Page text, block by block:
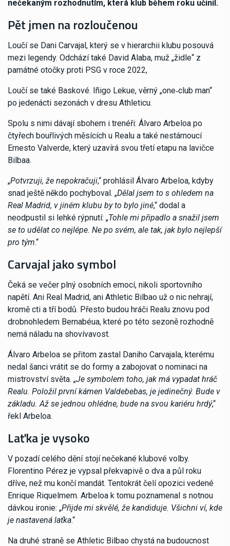
nečekaným rozhodnutím, která klub během roku učinil.
Pět jmen na rozloučenou
Loučí se Dani Carvajal, který se v hierarchii klubu posouvá
mezi legendy. Odchází také David Alaba, muž „židle“ z
památné otočky proti PSG v roce 2022,
Loučí se také Baskové. Iñigo Lekue, věrný „one‑club man“
po jedenácti sezonách v dresu Athleticu.
Spolu s nimi dávají sbohem i trenéři: Álvaro Arbeloa po
čtyřech bouřlivých měsících u Realu a také nestárnoucí
Ernesto Valverde, který uzavírá svou třetí etapu na lavičce
Bilbaa.
„Potvrzuji, že nepokračuji,“ prohlásil Álvaro Arbeloa, kdyby
snad ještě někdo pochyboval. „Dělal jsem to s ohledem na
Real Madrid, v jiném klubu by to bylo jiné,“ dodal a
neodpustil si lehké rýpnutí: „Tohle mi připadlo a snažil jsem
se to udělat co nejlépe. Ne po svém, ale tak, jak bylo nejlepší
pro tým.“
Carvajal jako symbol
Čeká se večer plný osobních emocí, nikoli sportovního
napětí. Ani Real Madrid, ani Athletic Bilbao už o nic nehrají,
kromě cti a tří bodů. Přesto budou hráči Realu znovu pod
drobnohledem Bernabéua, které po této sezoně rozhodně
nemá náladu na shovívavost.
Álvaro Arbeloa se přitom zastal Daniho Carvajala, kterému
nedal šanci vrátit se do formy a zabojovat o nominaci na
mistrovství světa. „Je symbolem toho, jak má vypadat hráč
Realu. Položil první kámen Valdebebas, je jedinečný. Bude v
základu. Až se jednou ohlédne, bude na svou kariéru hrdý,“
řekl Arbeloa.
Laťka je vysoko
V pozadí celého dění stojí nečekané klubové volby.
Florentino Pérez je vypsal překvapivě o dva a půl roku
dříve, než mu končí mandát. Tentokrát čelí opozici vedené
Enrique Riquelmem. Arbeloa k tomu poznamenal s notnou
dávkou ironie: „Přijde mi skvělé, že kandiduje. Všichni ví, kde
je nastavená laťka.“
Na druhé straně se Athletic Bilbao chystá na budoucnost